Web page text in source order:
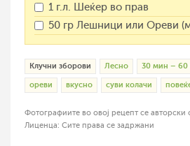
1 г.л. Шеќер во прав
50 гр Лешници или Ореви
Клучни зборови Лесно 30 мин – 60
ореви вкусно суви колачи
Фотографиите во овој рецепт се авторски
Лиценца: Сите права се задржани